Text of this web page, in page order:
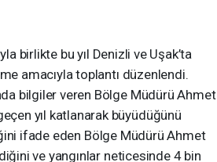
birlikte bu yıl Denizli ve Uşak’ta
amacıyla toplantı düzenlendi.
bilgiler veren Bölge Müdürü Ahmet
yıl katlanarak büyüdüğünü
ifade eden Bölge Müdürü Ahmet
ve yangınlar neticesinde 4 bin